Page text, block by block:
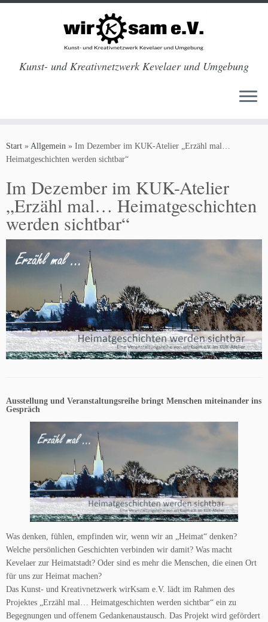
Inhalt
springen
Kunst- und Kreativnetzwerk Kevelaer und Umgebung
Start » Allgemein » Im Dezember im KUK-Atelier „Erzähl mal…
Heimatgeschichten werden sichtbar“
Im Dezember im KUK-Atelier
„Erzähl mal… Heimatgeschichten
werden sichtbar“
Ausstellung und Veranstaltungsreihe bringt Menschen miteinander ins
Gespräch
Was denken, fühlen, empfinden wir, wenn wir an „Heimat“ denken?
Welche persönlichen Geschichten verbinden wir damit? Was macht
Kevelaer zur Heimatstadt? Oder sind es mehr die Menschen, die einen Ort
für uns zur Heimat machen?
Das Kunst- und Kreativnetzwerk wirKsam e.V. lädt im Rahmen des
Projektes „Erzähl mal… Heimatgeschichten werden sichtbar“ ein zu
Begegnungen und offenem Gedankenaustausch. Das Projekt wird gefördert